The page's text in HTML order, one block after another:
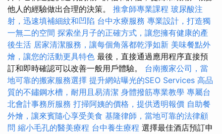
他人的經驗做出合理的決策。 推拿師專業課程 玻尿酸注
射，迅速填補細紋和凹陷 台中水療服務 專業設計，打造獨
一無二的空間 探索坐月子的正確方式，讓您擁有健康的產
後生活 居家清潔服務，讓每個角落都乾淨如新 美味餐點外
燴，讓您的活動更具特色 最後，直接通過應用程序直接預
訂和即時確認可以改善一般用戶體驗。 台南搬家公司，當
地可靠的搬家服務選擇 提升網站曝光的SEO Services 高品
質的不鏽鋼水槽，耐用且易清潔 身體撥筋專業教學 專屬台
北會計事務所服務 打掃阿姨的價格，提供透明報價 自助餐
外燴，讓來賓隨心享受美食 基隆律師，當地可靠的法律顧
問 縮小毛孔的醫美療程 台中養生療程 選擇最佳酒店預訂申